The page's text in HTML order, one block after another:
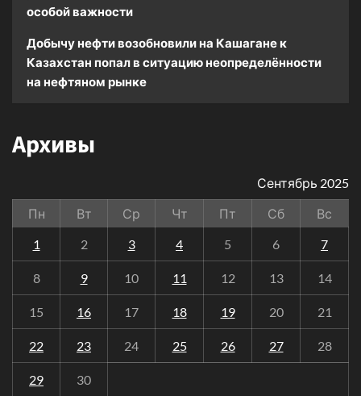
особой важности
Добычу нефти возобновили на Кашагане к
Казахстан попал в ситуацию неопределённости
на нефтяном рынке
Архивы
Сентябрь 2025
Пн
Вт Ср Чт Пт Сб
Вс
1
2 3 4 5 6 7
8 9 10 11 12 13 14
15 16 17 18 19 20 21
22 23 24 25 26 27 28
29 30